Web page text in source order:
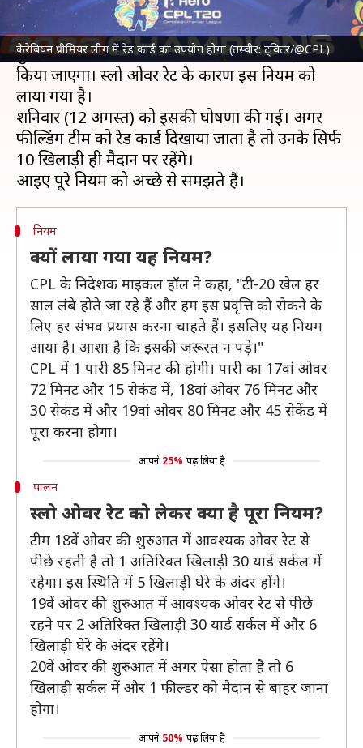
कैरेबियन प्रीमियर लीग में रेड कार्ड का उपयोग होगा (तस्वीर: ट्विटर/@CPL)
साल 2023 के कैरेबियन प्रीमियर लीग
(CPL) के दौरान एक
नया नियम देखने को मिलेगा।
फुटबॉल की तरह अब क्रिकेट में भी रेड कार्ड का इस्तेमाल
किया जाएगा। स्लो ओवर रेट के कारण इस नियम को
लाया गया है।
शनिवार (12 अगस्त) को इसकी घोषणा की गई। अगर
फील्डिंग टीम को रेड कार्ड दिखाया जाता है तो उनके सिर्फ
10 खिलाड़ी ही मैदान पर रहेंगे।
नियम
क्यों लाया गया यह नियम?
CPL के निदेशक माइकल हॉल ने कहा, "टी-20 खेल हर
साल लंबे होते जा रहे हैं और हम इस प्रवृत्ति को रोकने के
लिए हर संभव प्रयास करना चाहते हैं। इसलिए यह नियम
आया है। आशा है कि इसकी जरूरत न पड़े।"
CPL में 1 पारी 85 मिनट की होगी। पारी का 17वां ओवर
72 मिनट और 15 सेकंड में, 18वां ओवर 76 मिनट और
30 सेकंड में और 19वां ओवर 80 मिनट और 45 सेकेंड में
पूरा करना होगा।
आपने 25% पढ़ लिया है
पालन
स्लो ओवर रेट को लेकर क्या है पूरा नियम?
टीम 18वें ओवर की शुरुआत में आवश्यक ओवर रेट से
पीछे रहती है तो 1 अतिरिक्त खिलाड़ी 30 यार्ड सर्कल में
रहेगा। इस स्थिति में 5 खिलाड़ी घेरे के अंदर होंगे।
19वें ओवर की शुरुआत में आवश्यक ओवर रेट से पीछे
रहने पर 2 अतिरिक्त खिलाड़ी 30 यार्ड सर्कल में और 6
खिलाड़ी घेरे के अंदर रहेंगे।
20वें ओवर की शुरुआत में अगर ऐसा होता है तो 6
खिलाड़ी सर्कल में और 1 फील्डर को मैदान से बाहर जाना
होगा।
आपने 50% पढ़ लिया है